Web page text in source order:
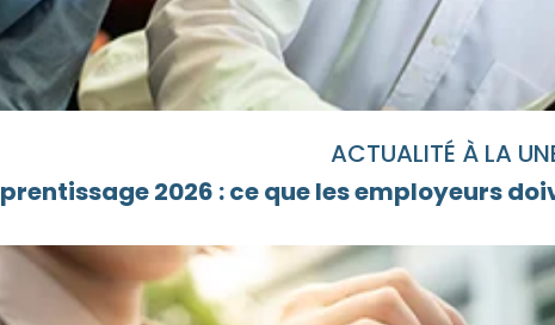
ACTUALITÉ À LA
2026 : ce que les employeurs